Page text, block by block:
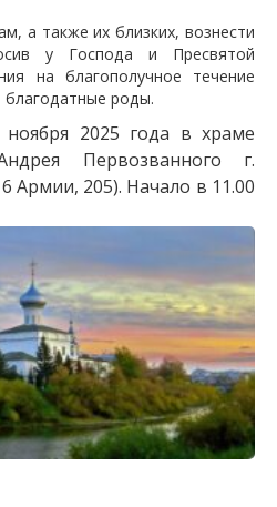
а также их близких, вознести
у Господа и Пресвятой
на благополучное течение
роды.
ноября 2025 года в храме
Первозванного г.
Армии, 205). Начало в 11.00